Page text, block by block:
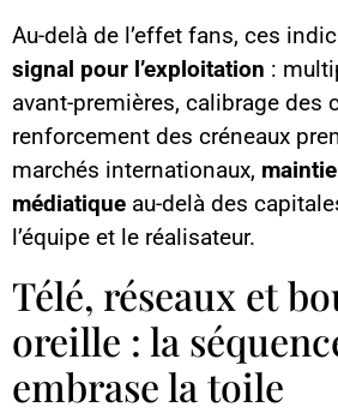
Au-delà de l’effet fans, ces
signal pour l’exploitation :
avant-premières, calibrage des
renforcement des créneaux
marchés internationaux,
médiatique au-delà des
l’équipe et le réalisateur.
Télé, réseaux et
oreille : la
embrase la toile